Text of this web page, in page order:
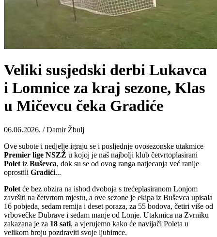
Veliki susjedski derbi Lukavca
i Lomnice za kraj sezone, Klas
u Mičevcu čeka Gradiće
06.06.2026. / Damir Žbulj
Ove subote i nedjelje igraju se i posljednje ovosezonske utakmice
Premier lige NSZŽ u kojoj je naš najbolji klub četvrtoplasirani
Polet iz Buševca, dok su se od ovog ranga natjecanja već ranije
oprostili Gradići...
Polet će bez obzira na ishod dvoboja s trećeplasiranom Lonjom
završiti na četvrtom mjestu, a ove sezone je ekipa iz Buševca upisala
16 pobjeda, sedam remija i deset poraza, za 55 bodova, četiri više od
vrbovečke Dubrave i sedam manje od Lonje. Utakmica na Zvrniku
zakazana je za 18 sati, a vjerujemo kako će navijači Poleta u
velikom broju pozdraviti svoje ljubimce.